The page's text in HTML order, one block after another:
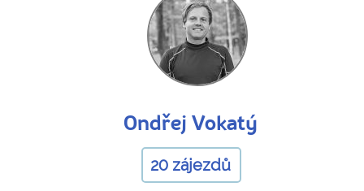
Ondřej Vokatý
20 zájezdů